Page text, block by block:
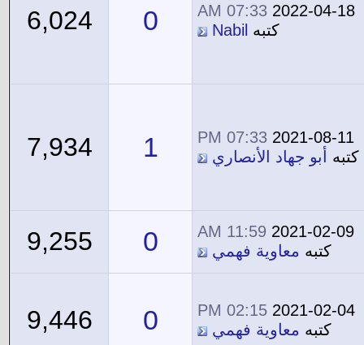
2022-04-18
07:33 AM
كتبه Nabil
0
6,024
2021-08-11
07:33 PM
كتبه
أبو جهاد الأنصاري 1
7,934
2021-02-09
11:59 AM
كتبه معاوية فهمي 0
9,255
2021-02-04
02:15 PM
كتبه معاوية فهمي 0
9,446